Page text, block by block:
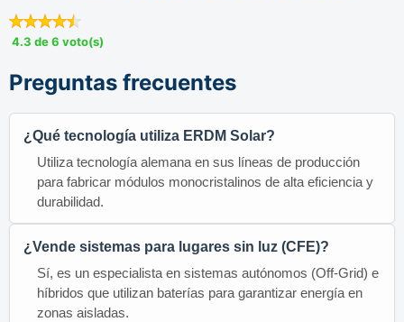
4.3 de 6 voto(s)
Preguntas frecuentes
¿Qué tecnología utiliza ERDM Solar?
Utiliza tecnología alemana en sus líneas de producción
para fabricar módulos monocristalinos de alta eficiencia y
durabilidad.
¿Vende sistemas para lugares sin luz (CFE)?
Sí, es un especialista en sistemas autónomos (Off-Grid) e
híbridos que utilizan baterías para garantizar energía en
zonas aisladas.